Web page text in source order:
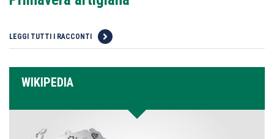
LEGGI TUTTI I RACCONTI
WIKIPEDIA